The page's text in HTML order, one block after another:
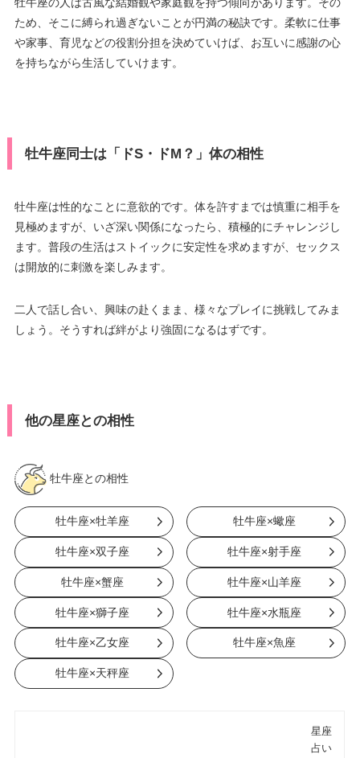
ため、そこに縛られ過ぎないことが円満の秘訣です。柔軟に仕事
や家事、育児などの役割分担を決めていけば、お互いに感謝の心
を持ちながら生活していけます。
牡牛座同士は「ドS・ドM？」体の相性
牡牛座は性的なことに意欲的です。体を許すまでは慎重に相手を
見極めますが、いざ深い関係になったら、積極的にチャレンジし
ます。普段の生活はストイックに安定性を求めますが、セックス
は開放的に刺激を楽しみます。
二人で話し合い、興味の赴くまま、様々なプレイに挑戦してみま
しょう。そうすれば絆がより強固になるはずです。
他の星座との相性
牡牛座との相性
牡牛座×牡羊座
牡牛座×双子座
牡牛座×蟹座
牡牛座×獅子座
牡牛座×乙女座
牡牛座×天秤座
牡牛座×蠍座
牡牛座×射手座
牡牛座×山羊座
牡牛座×水瓶座
牡牛座×魚座
星座
占い